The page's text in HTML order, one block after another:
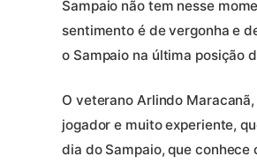
Sampaio não tem nesse
sentimento é de vergonha e
o Sampaio na última posição
O veterano Arlindo
jogador e muito experiente,
dia do Sampaio, que conhece